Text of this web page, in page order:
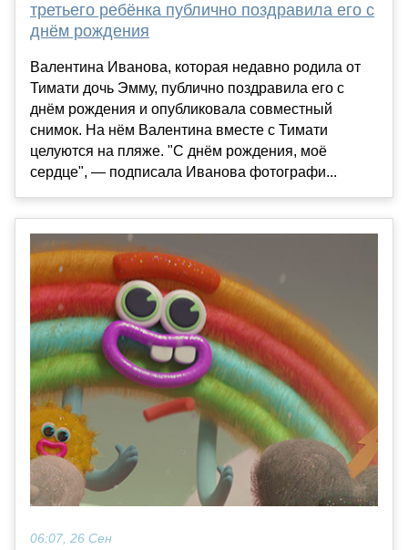
третьего ребёнка публично поздравила его с
днём рождения
Валентина Иванова, которая недавно родила от
Тимати дочь Эмму, публично поздравила его с
днём рождения и опубликовала совместный
снимок. На нём Валентина вместе с Тимати
целуются на пляже. "С днём рождения, моё
сердце", — подписала Иванова фотографи...
06:07, 26 Сен